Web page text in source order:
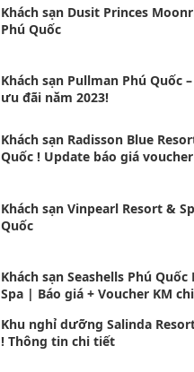
Khách sạn Dusit Princes
Phú Quốc
Khách sạn Pullman Phú Quốc
ưu đãi năm 2023!
Khách sạn Radisson Blue
Quốc ! Update báo giá
Khách sạn Vinpearl Resort &
Quốc
Khách sạn Seashells Phú
Spa | Báo giá + Voucher KM
Khu nghỉ dưỡng Salinda
! Thông tin chi tiết